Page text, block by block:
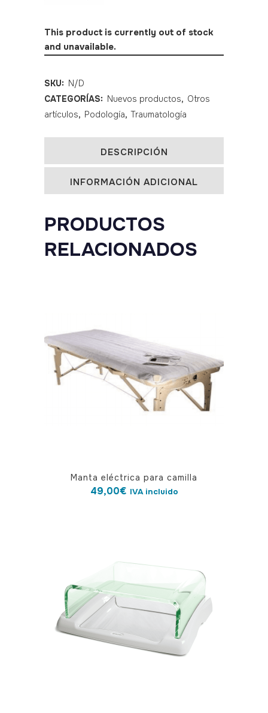
This product is currently out of stock
and unavailable.
SKU: N/D
CATEGORÍAS: Nuevos productos, Otros
artículos, Podología, Traumatología
DESCRIPCIÓN
INFORMACIÓN ADICIONAL
PRODUCTOS
RELACIONADOS
Manta eléctrica para camilla
49,00€ IVA incluido